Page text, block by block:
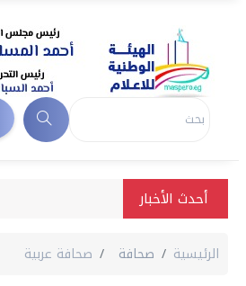
أحدث الأخبار
الرئيسية صحافة صحافة عربية